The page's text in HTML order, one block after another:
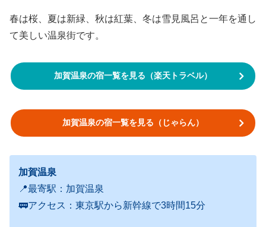
春は桜、夏は新緑、秋は紅葉、冬は雪見風呂と一年を通し
て美しい温泉街です。
加賀温泉の宿一覧を見る（楽天トラベル）
加賀温泉の宿一覧を見る（じゃらん）
加賀温泉
📍最寄駅：加賀温泉
🚃アクセス：東京駅から新幹線で3時間15分